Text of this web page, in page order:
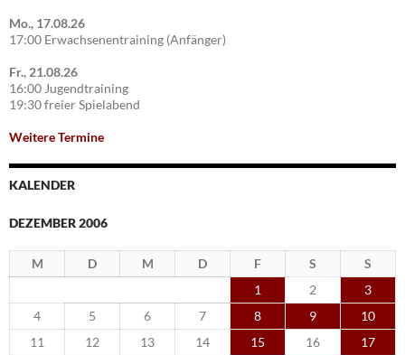
Mo., 17.08.26
17:00 Erwachsenentraining (Anfänger)
Fr., 21.08.26
16:00 Jugendtraining
19:30 freier Spielabend
Weitere Termine
KALENDER
DEZEMBER 2006
M D M D F S
S
1
2
3
4
5 6 7 8 9
10
11
12 13 14 15 16
17